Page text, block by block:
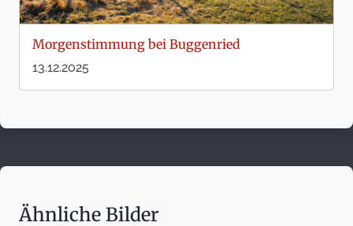
Morgenstimmung bei Buggenried
13.12.2025
Ähnliche Bilder